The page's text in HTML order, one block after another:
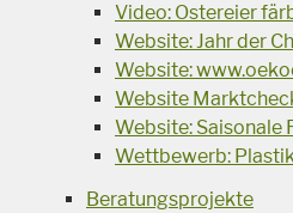
Video: Ostereier
Website: Jahr der
Website:
Website
Website: Saisonale
Wettbewerb:
Beratungsprojekte